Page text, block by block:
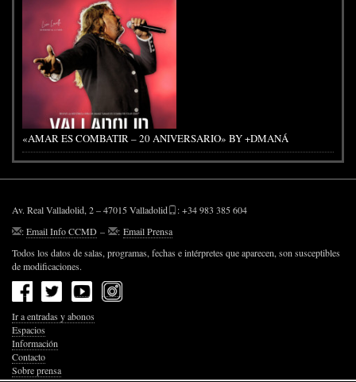
«AMAR ES COMBATIR – 20 ANIVERSARIO» BY +DMANÁ
Av. Real Valladolid, 2 – 47015 Valladolid
: +34 983 385 604
:Email Info CCMD – : Email Prensa
Todos los datos de salas, programas, fechas e intérpretes que aparecen, son susceptibles
de modificaciones.
Ir a entradas y abonos
Espacios
Información
Contacto
Sobre prensa